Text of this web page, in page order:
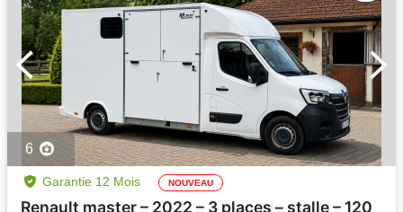
6
Garantie 12 Mois NOUVEAU
Renault master – 2022 – 3 places – stalle – 120